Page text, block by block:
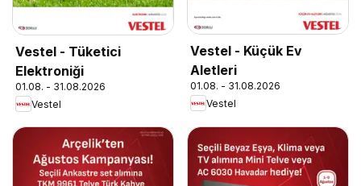
Vestel - Tüketici
Elektroniği
01.08. - 31.08.2026
Vestel
Vestel - Küçük Ev
Aletleri
01.08. - 31.08.2026
Vestel